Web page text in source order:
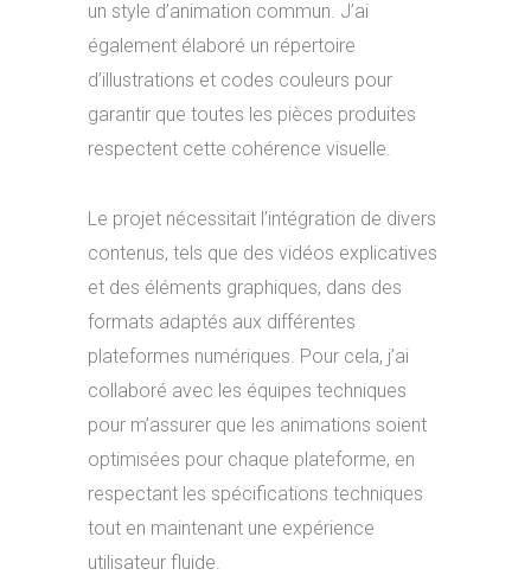
un style d’animation commun. J’ai
également élaboré un répertoire
d’illustrations et codes couleurs pour
garantir que toutes les pièces produites
respectent cette cohérence visuelle.
Le projet nécessitait l’intégration de divers
contenus, tels que des vidéos explicatives
et des éléments graphiques, dans des
formats adaptés aux différentes
plateformes numériques. Pour cela, j’ai
collaboré avec les équipes techniques
pour m’assurer que les animations soient
optimisées pour chaque plateforme, en
respectant les spécifications techniques
tout en maintenant une expérience
utilisateur fluide.